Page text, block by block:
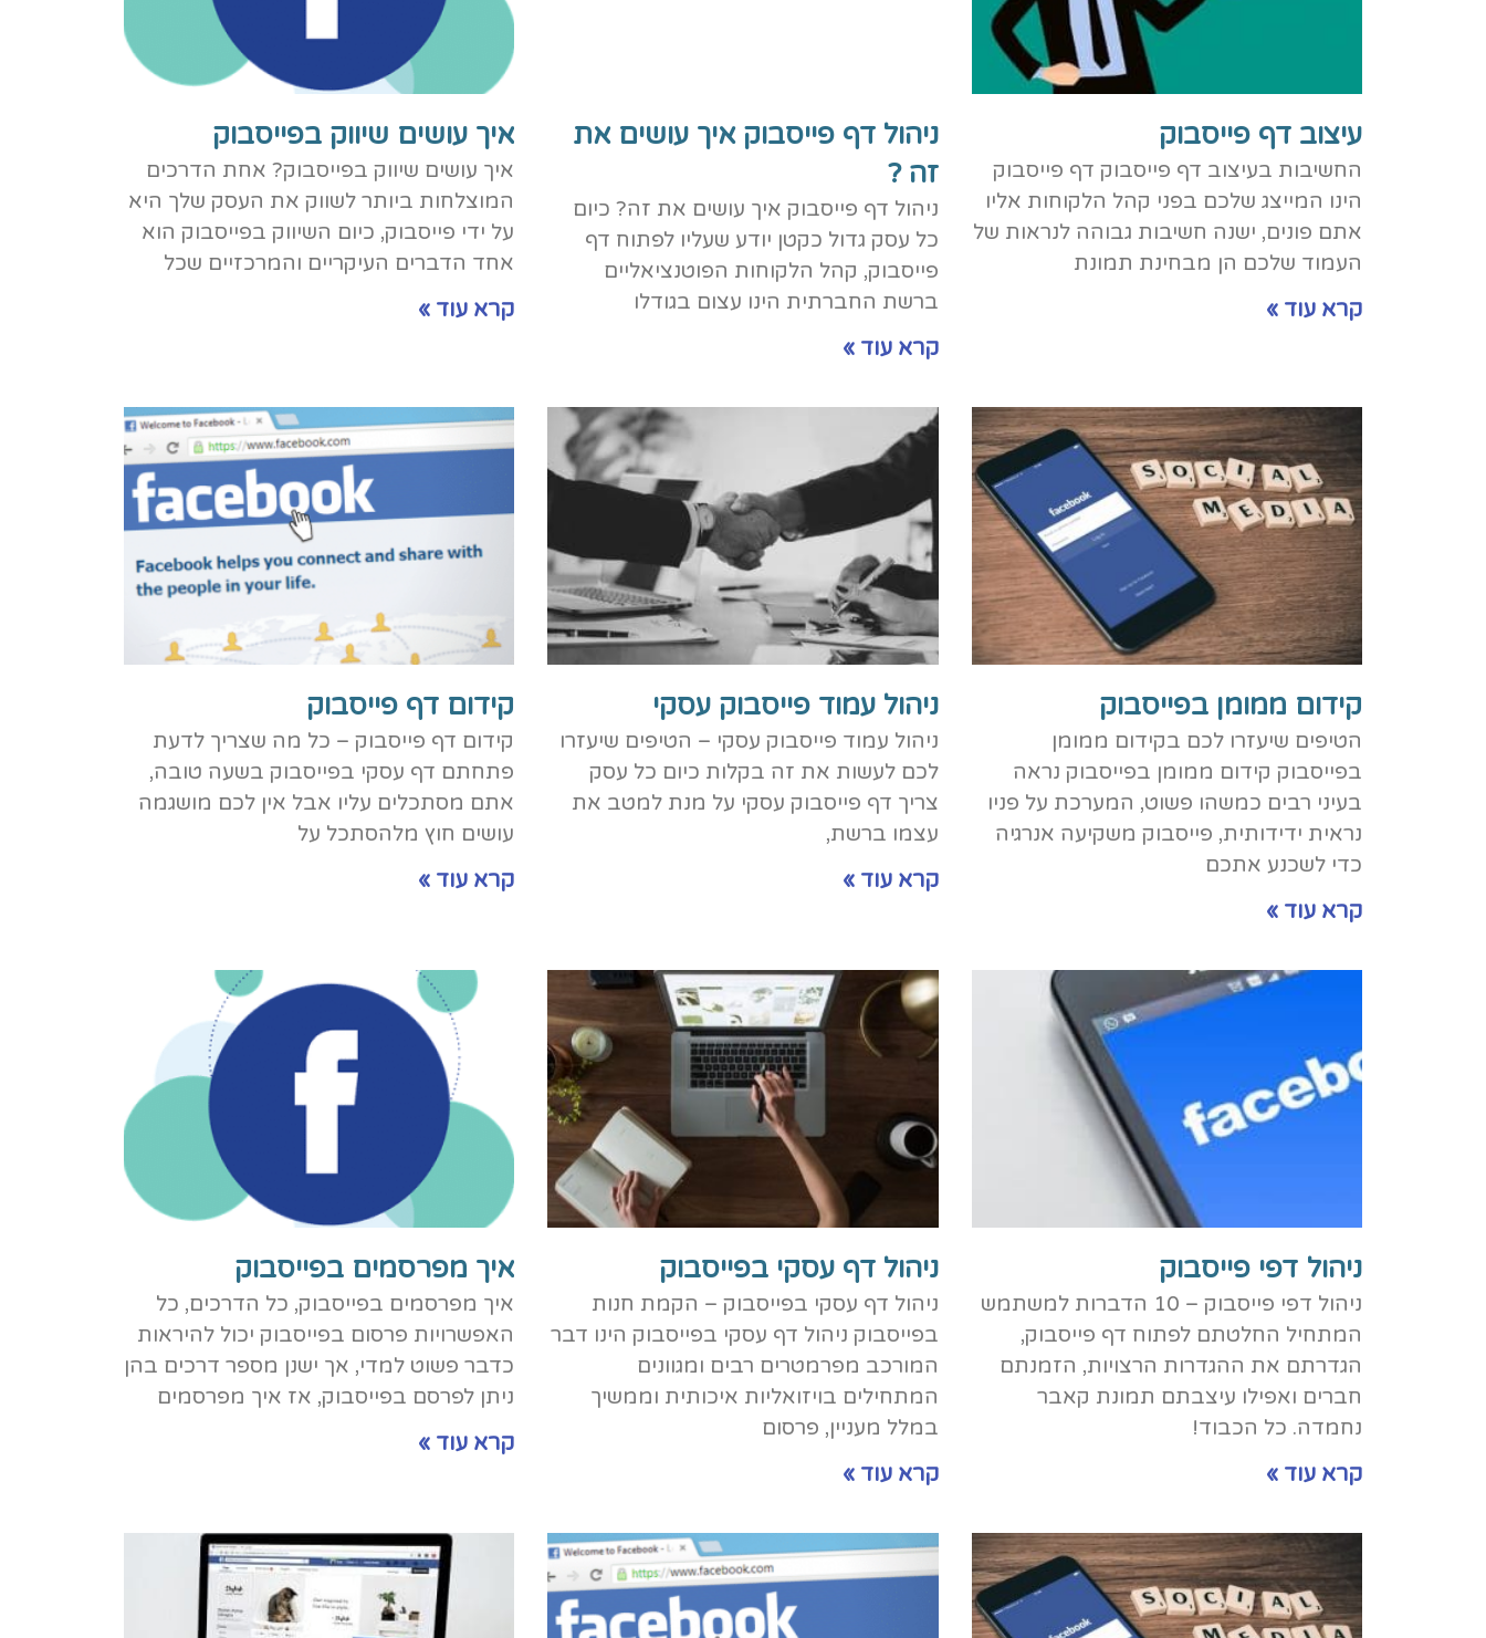
עיצוב דף פייסבוק
החשיבות בעיצוב דף פייסבוק דף פייסבוק
הינו המייצג שלכם בפני קהל הלקוחות אליו
אתם פונים, ישנה חשיבות גבוהה לנראות של
העמוד שלכם הן מבחינת תמונת
קרא עוד »
ניהול דף פייסבוק איך עושים את
זה ?
ניהול דף פייסבוק איך עושים את זה? כיום
כל עסק גדול כקטן יודע שעליו לפתוח דף
פייסבוק, קהל הלקוחות הפוטנציאליים
ברשת החברתית הינו עצום בגודלו
קרא עוד »
איך עושים שיווק בפייסבוק
איך עושים שיווק בפייסבוק? אחת הדרכים
המוצלחות ביותר לשווק את העסק שלך היא
על ידי פייסבוק, כיום השיווק בפייסבוק הוא
אחד הדברים העיקריים והמרכזיים שכל
קרא עוד »
קידום ממומן בפייסבוק
הטיפים שיעזרו לכם בקידום ממומן
בפייסבוק קידום ממומן בפייסבוק נראה
בעיני רבים כמשהו פשוט, המערכת על פניו
נראית ידידותית, פייסבוק משקיעה אנרגיה
כדי לשכנע אתכם
קרא עוד »
ניהול עמוד פייסבוק עסקי
ניהול עמוד פייסבוק עסקי – הטיפים שיעזרו
לכם לעשות את זה בקלות כיום כל עסק
צריך דף פייסבוק עסקי על מנת למטב את
עצמו ברשת,
קרא עוד »
קידום דף פייסבוק
קידום דף פייסבוק – כל מה שצריך לדעת
פתחתם דף עסקי בפייסבוק בשעה טובה,
אתם מסתכלים עליו אבל אין לכם מושגמה
עושים חוץ מלהסתכל על
קרא עוד »
ניהול דפי פייסבוק
ניהול דפי פייסבוק – 10 הדברות למשתמש
המתחיל החלטתם לפתוח דף פייסבוק,
הגדרתם את ההגדרות הרצויות, הזמנתם
חברים ואפילו עיצבתם תמונת קאבר
נחמדה. כל הכבוד!
קרא עוד »
ניהול דף עסקי בפייסבוק
ניהול דף עסקי בפייסבוק – הקמת חנות
בפייסבוק ניהול דף עסקי בפייסבוק הינו דבר
המורכב מפרמטרים רבים ומגוונים
המתחילים בויזואליות איכותית וממשיך
במלל מעניין, פרסום
קרא עוד »
איך מפרסמים בפייסבוק
איך מפרסמים בפייסבוק, כל הדרכים, כל
האפשרויות פרסום בפייסבוק יכול להיראות
כדבר פשוט למדי, אך ישנן מספר דרכים בהן
ניתן לפרסם בפייסבוק, אז איך מפרסמים
קרא עוד »